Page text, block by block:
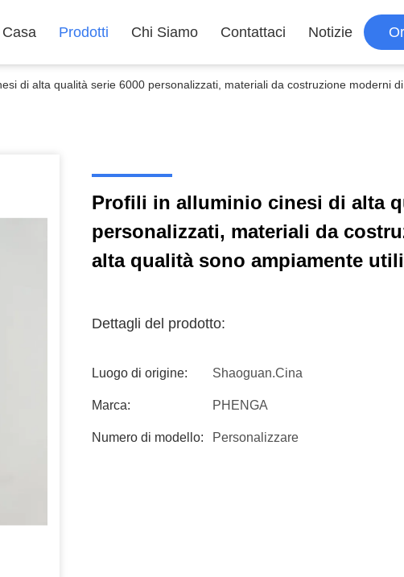
Casa Prodotti Chi Siamo Contattaci Notizie
di alta qualità serie 6000 personalizzati, materiali da costruzione moderni
Profili in alluminio cinesi di alta
personalizzati, materiali da
alta qualità sono ampiamente
Dettagli del prodotto:
Luogo di origine: Shaoguan.Cina
Marca: PHENGA
Numero di modello: Personalizzare